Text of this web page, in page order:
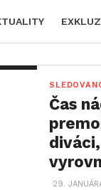
Čas
29.